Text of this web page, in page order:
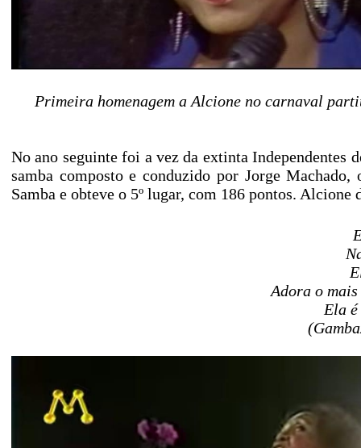
Primeira homenagem a Alcione no carnaval
No ano seguinte foi a vez da extinta Independentes
samba composto e conduzido por Jorge
Samba e obteve o 5º lugar, com 186 pontos.
Adora o
Ela